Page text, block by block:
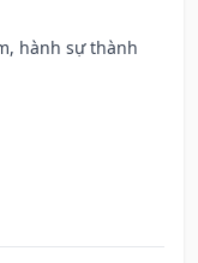
hành sự thành